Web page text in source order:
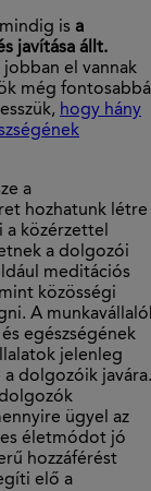
is a
javítása állt.
el vannak
még fontosabbá
hogy hány
a
hozhatunk létre
a közérzettel
a dolgozói
meditációs
közösségi
A
egészségének
jelenleg
dolgozóik javára.
ügyel az
életmódot jó
hozzáférést
elő a